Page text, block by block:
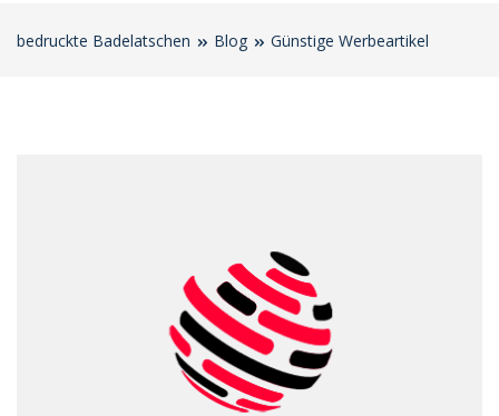
bedruckte Badelatschen Blog Günstige Werbeartikel